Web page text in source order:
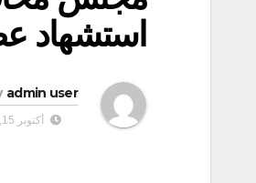
استشهاد
admin user
أكتوبر 15, 2025